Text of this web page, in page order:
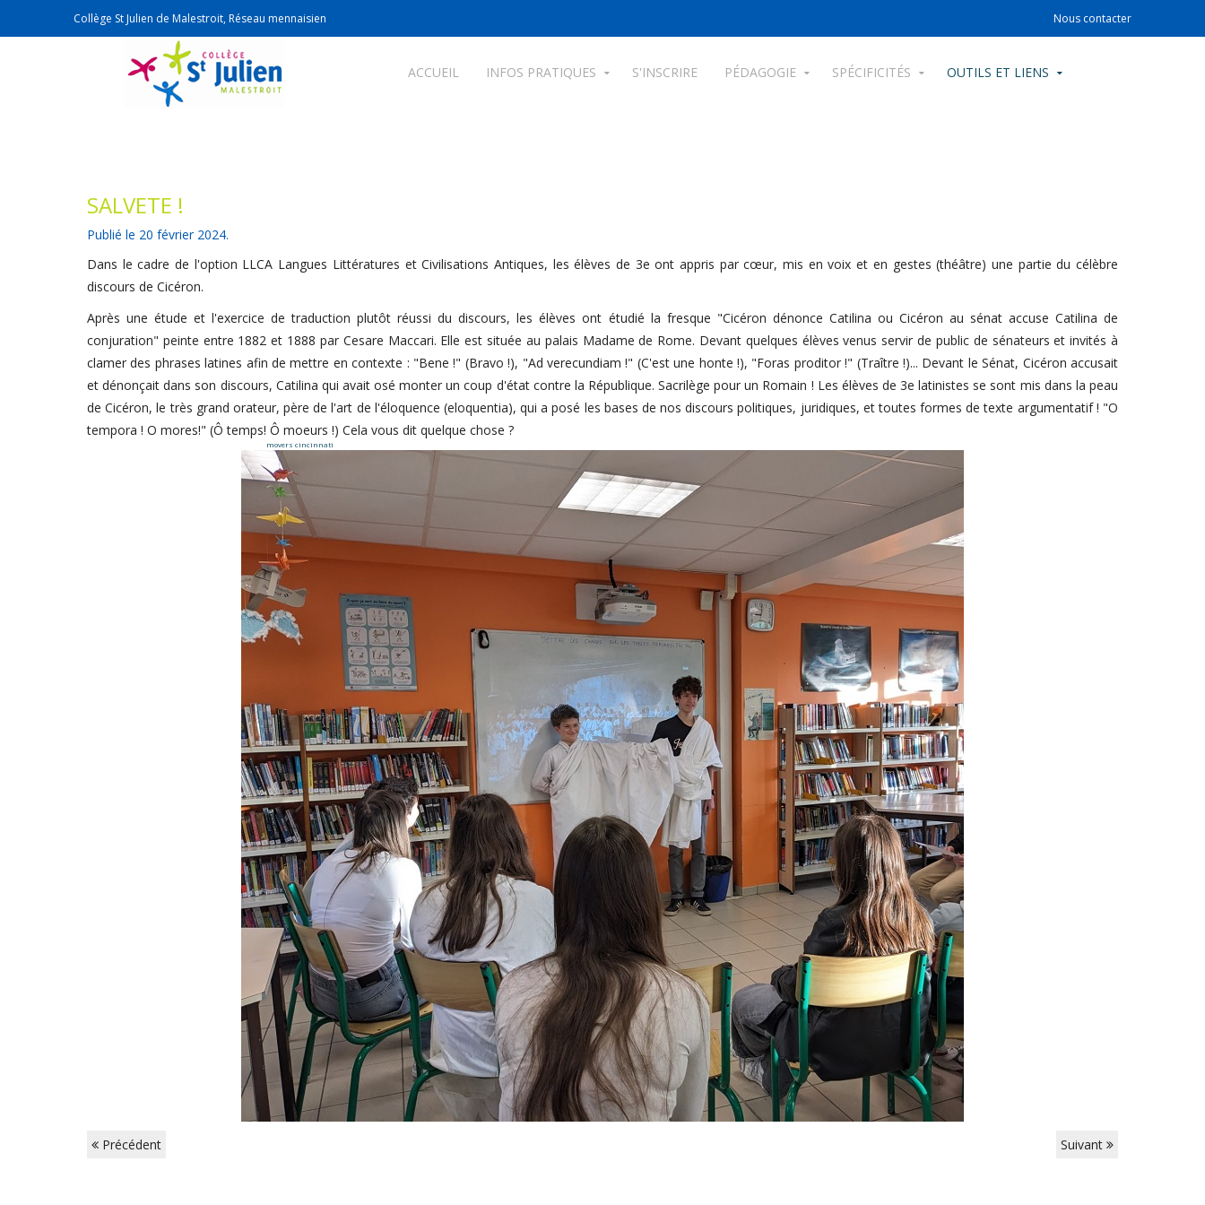
Collège St Julien de Malestroit, Réseau mennaisien Nous contacter
movers cincinnati
ACCUEIL INFOS PRATIQUES S'INSCRIRE PÉDAGOGIE SPÉCIFICITÉS OUTILS ET LIENS
SALVETE !
Publié le 20 février 2024.
Dans le cadre de l'option LLCA Langues Littératures et Civilisations Antiques, les élèves de 3e ont appris par cœur, mis en voix et en gestes (théâtre) une partie du célèbre
discours de Cicéron.
Après une étude et l'exercice de traduction plutôt réussi du discours, les élèves ont étudié la fresque "Cicéron dénonce Catilina ou Cicéron au sénat accuse Catilina de
conjuration" peinte entre 1882 et 1888 par Cesare Maccari. Elle est située au palais Madame de Rome. Devant quelques élèves venus servir de public de sénateurs et invités à
clamer des phrases latines afin de mettre en contexte : "Bene !" (Bravo !), "Ad verecundiam !" (C'est une honte !), "Foras proditor !" (Traître !)... Devant le Sénat, Cicéron accusait
et dénonçait dans son discours, Catilina qui avait osé monter un coup d'état contre la République. Sacrilège pour un Romain ! Les élèves de 3e latinistes se sont mis dans la peau
de Cicéron, le très grand orateur, père de l'art de l'éloquence (eloquentia), qui a posé les bases de nos discours politiques, juridiques, et toutes formes de texte argumentatif ! "O
tempora ! O mores!" (Ô temps! Ô moeurs !) Cela vous dit quelque chose ?
Précédent Suivant